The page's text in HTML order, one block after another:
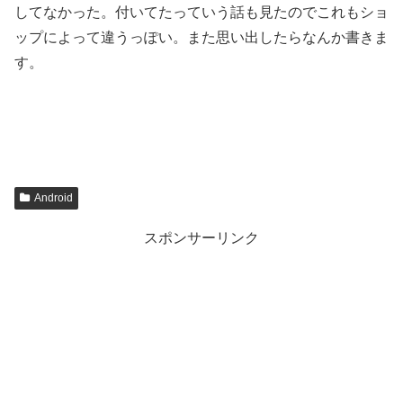
してなかった。付いてたっていう話も見たのでこれもショ
ップによって違うっぽい。また思い出したらなんか書きま
す。
Android
スポンサーリンク